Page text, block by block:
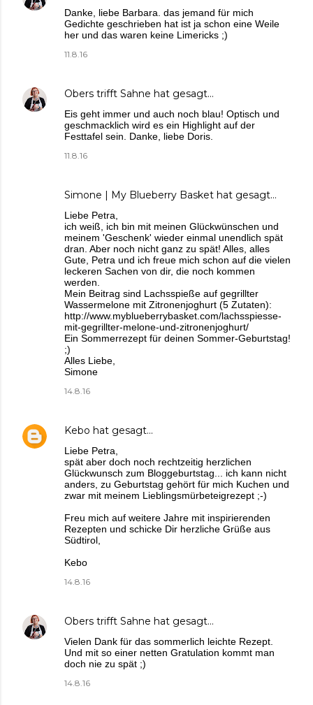
Danke, liebe Barbara. das jemand für mich
Gedichte geschrieben hat ist ja schon eine Weile
her und das waren keine Limericks ;)
11.8.16
Obers trifft Sahne hat gesagt…
Eis geht immer und auch noch blau! Optisch und
geschmacklich wird es ein Highlight auf der
Festtafel sein. Danke, liebe Doris.
11.8.16
Simone | My Blueberry Basket hat gesagt…
Liebe Petra,
ich weiß, ich bin mit meinen Glückwünschen und
meinem 'Geschenk' wieder einmal unendlich spät
dran. Aber noch nicht ganz zu spät! Alles, alles
Gute, Petra und ich freue mich schon auf die vielen
leckeren Sachen von dir, die noch kommen
werden.
Mein Beitrag sind Lachsspieße auf gegrillter
Wassermelone mit Zitronenjoghurt (5 Zutaten):
http://www.myblueberrybasket.com/lachsspiesse-
mit-gegrillter-melone-und-zitronenjoghurt/
Ein Sommerrezept für deinen Sommer-Geburtstag!
;)
Alles Liebe,
Simone
14.8.16
Kebo hat gesagt…
Liebe Petra,
spät aber doch noch rechtzeitig herzlichen
Glückwunsch zum Bloggeburtstag... ich kann nicht
anders, zu Geburtstag gehört für mich Kuchen und
zwar mit meinem Lieblingsmürbeteigrezept ;-)
Freu mich auf weitere Jahre mit inspirierenden
Rezepten und schicke Dir herzliche Grüße aus
Südtirol,
Kebo
14.8.16
Obers trifft Sahne hat gesagt…
Vielen Dank für das sommerlich leichte Rezept.
Und mit so einer netten Gratulation kommt man
doch nie zu spät ;)
14.8.16